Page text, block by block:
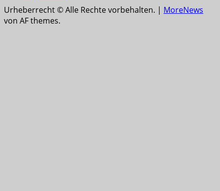
Urheberrecht © Alle Rechte vorbehalten. | MoreNews
von AF themes.